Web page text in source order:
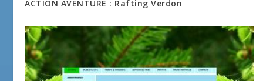
ACTION AVENTURE : Rafting Verdon